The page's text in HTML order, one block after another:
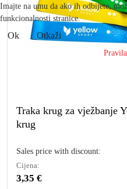
Traka krug za vježbanje
krug
Sales price with discount:
Cijena:
3,35 €
Imajte na umu da ako ih odbijete,
funkcionalnosti stranice.
Ok Otkaži